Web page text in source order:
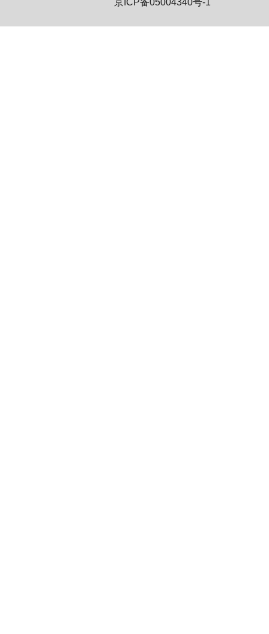
京ICP备05004340号-1